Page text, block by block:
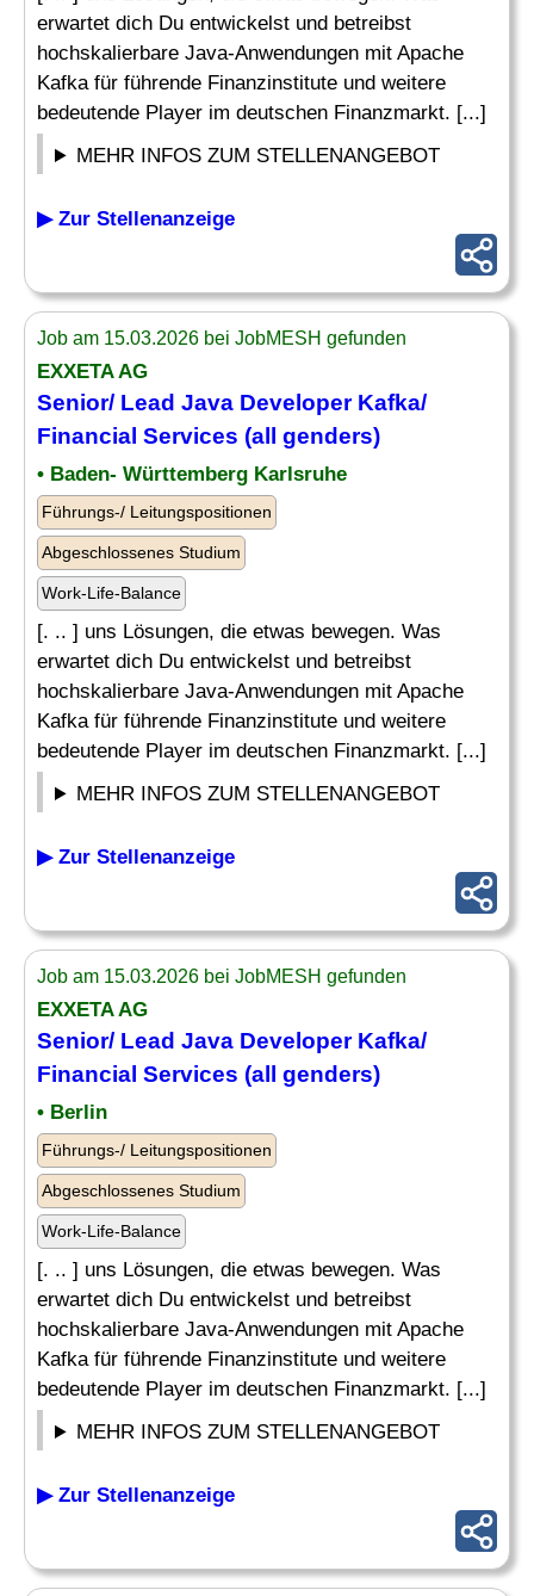
erwartet dich Du entwickelst und betreibst
hochskalierbare Java-Anwendungen mit Apache
Kafka für führende Finanzinstitute und weitere
bedeutende Player im deutschen Finanzmarkt. [...]
MEHR INFOS ZUM STELLENANGEBOT
▶ Zur Stellenanzeige
Job am 15.03.2026 bei JobMESH gefunden
EXXETA AG
Senior/ Lead Java DeveloperKafka/
Financial Services (all genders)
• Baden- Württemberg Karlsruhe
Führungs-/ Leitungspositionen
Abgeschlossenes Studium
Work-Life-Balance
[. .. ] uns Lösungen, die etwas bewegen. Was
erwartet dich Du entwickelst und betreibst
hochskalierbare Java-Anwendungen mit Apache
Kafka für führende Finanzinstitute und weitere
bedeutende Player im deutschen Finanzmarkt. [...]
MEHR INFOS ZUM STELLENANGEBOT
▶ Zur Stellenanzeige
Job am 15.03.2026 bei JobMESH gefunden
EXXETA AG
Senior/ Lead Java DeveloperKafka/
Financial Services (all genders)
• Berlin
Führungs-/ Leitungspositionen
Abgeschlossenes Studium
Work-Life-Balance
[. .. ] uns Lösungen, die etwas bewegen. Was
erwartet dich Du entwickelst und betreibst
hochskalierbare Java-Anwendungen mit Apache
Kafka für führende Finanzinstitute und weitere
bedeutende Player im deutschen Finanzmarkt. [...]
MEHR INFOS ZUM STELLENANGEBOT
▶ Zur Stellenanzeige